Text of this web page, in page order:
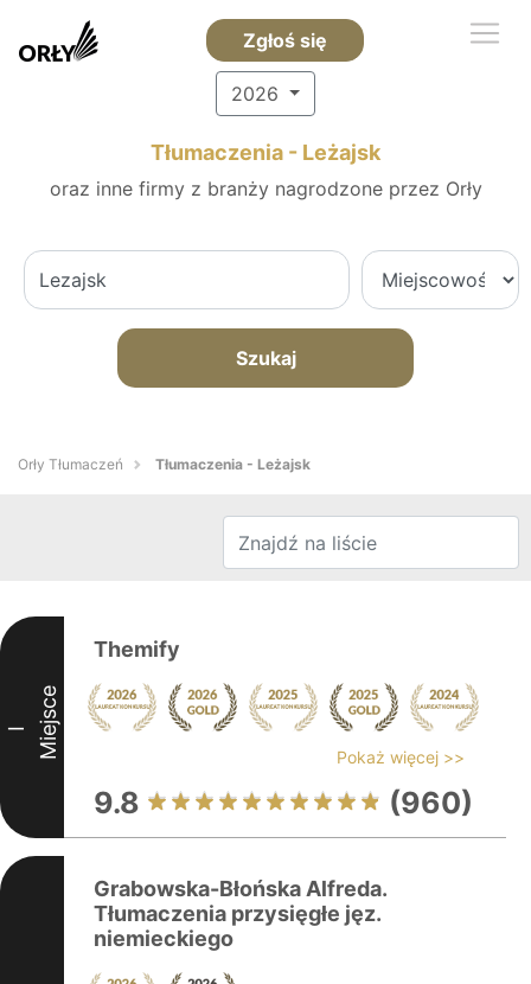
Zgłoś się
2026
Tłumaczenia - Leżajsk
oraz inne firmy z branży nagrodzone przez Orły
Szukaj
Orły Tłumaczeń Tłumaczenia - Leżajsk
I Miejsce
Themify
Pokaż więcej >>
9.8 (960)
Grabowska-Błońska Alfreda.
Tłumaczenia przysięgłe jęz.
niemieckiego